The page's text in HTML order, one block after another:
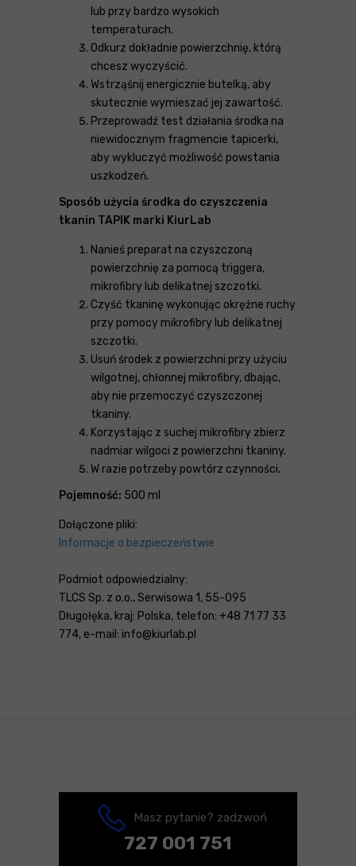
lub przy bardzo wysokich
temperaturach.
Odkurz dokładnie powierzchnię, którą
chcesz wyczyścić.
Wstrząśnij energicznie butelką, aby
skutecznie wymieszać jej zawartość.
Przeprowadź test działania środka na
niewidocznym fragmencie tapicerki,
aby wykluczyć możliwość powstania
uszkodzeń.
Sposób użycia środka do czyszczenia
tkanin TAPIK marki KiurLab
Nanieś preparat na czyszczoną
powierzchnię za pomocą triggera,
mikrofibry lub delikatnej szczotki.
Czyść tkaninę wykonując okrężne ruchy
przy pomocy mikrofibry lub delikatnej
szczotki.
Usuń środek z powierzchni przy użyciu
wilgotnej, chłonnej mikrofibry, dbając,
aby nie przemoczyć czyszczonej
tkaniny.
Korzystając z suchej mikrofibry zbierz
nadmiar wilgoci z powierzchni tkaniny.
W razie potrzeby powtórz czynności.
Pojemność: 500 ml
Dołączone pliki:
Informacje o bezpieczeństwie
Podmiot odpowiedzialny:
TLCS Sp. z o.o., Serwisowa 1, 55-095
Długołęka, kraj: Polska, telefon: +48 71 77 33
774, e-mail: info@kiurlab.pl
Masz pytanie? zadzwoń
727 001 751